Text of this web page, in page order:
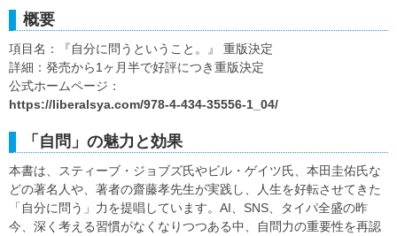
概要
項目名：『自分に問うということ。』 重版決定
詳細：発売から1ヶ月半で好評につき重版決定
公式ホームページ：
https://liberalsya.com/978-4-434-35556-1_04/
「自問」の魅力と効果
本書は、スティーブ・ジョブズ氏やビル・ゲイツ氏、本田圭佑氏な
どの著名人や、著者の齋藤孝先生が実践し、人生を好転させてきた
「自分に問う」力を提唱しています。AI、SNS、タイパ全盛の昨
今、深く考える習慣がなくなりつつある中、自問力の重要性を再認